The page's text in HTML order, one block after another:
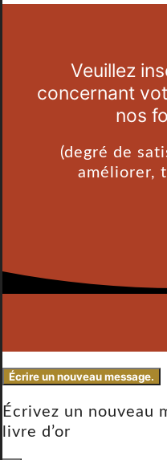
Veuillez
concernant
nos
(degré de
améliorer,
Écrivez un nouveau
livre d’or